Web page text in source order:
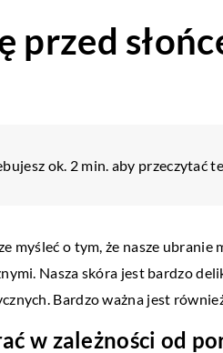
przed
ok. 2 min. aby przeczytać
myśleć o tym, że nasze ubranie
Nasza skóra jest bardzo
Bardzo ważna jest
w zależności od